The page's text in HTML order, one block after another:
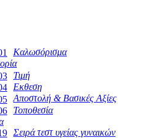
Καλωσόρισμα
Τιμή
Εκθεση
Αποστολή & Βασικές Αξίες
Τοποθεσία
Σειρά τεστ υγείας γυναικών